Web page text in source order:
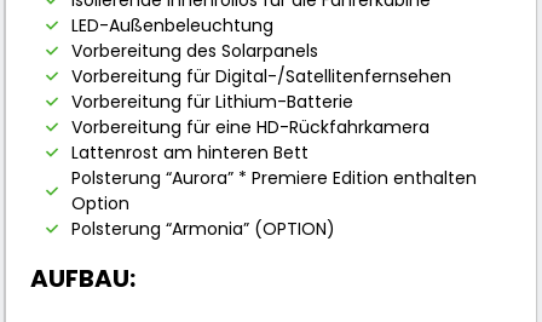
LED-Außenbeleuchtung
Vorbereitung des Solarpanels
Vorbereitung für Digital-/Satellitenfernsehen
Vorbereitung für Lithium-Batterie
Vorbereitung für eine HD-Rückfahrkamera
Lattenrost am hinteren Bett
Polsterung “Aurora” * Premiere Edition enthalten
Option
Polsterung “Armonia” (OPTION)
AUFBAU: